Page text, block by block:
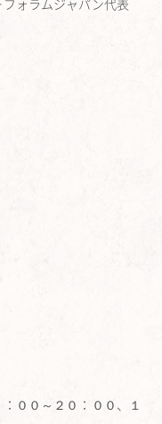
ォラムジャパン代表
００～２０：００、１